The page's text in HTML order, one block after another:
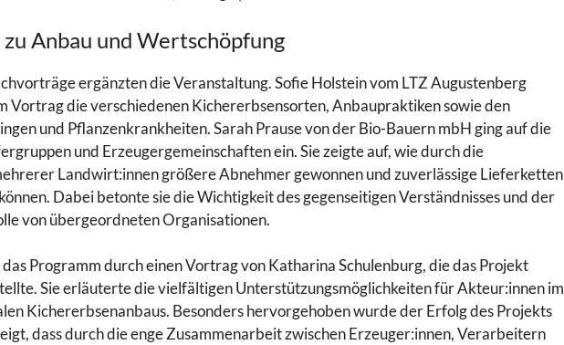
Anbau und Wertschöpfung
ergänzten die Veranstaltung. Sofie Holstein vom LTZ Augustenberg
Vortrag die verschiedenen Kichererbsensorten, Anbaupraktiken sowie den
und Pflanzenkrankheiten. Sarah Prause von der Bio-Bauern mbH ging auf die
und Erzeugergemeinschaften ein. Sie zeigte auf, wie durch die
Landwirt:innen größere Abnehmer gewonnen und zuverlässige Lieferketten
Dabei betonte sie die Wichtigkeit des gegenseitigen Verständnisses und der
von übergeordneten Organisationen.
Programm durch einen Vortrag von Katharina Schulenburg, die das Projekt
Sie erläuterte die vielfältigen Unterstützungsmöglichkeiten für Akteur:innen im
Kichererbsenanbaus. Besonders hervorgehoben wurde der Erfolg des Projekts
dass durch die enge Zusammenarbeit zwischen Erzeuger:innen, Verarbeitern